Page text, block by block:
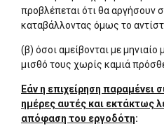
προβλέπεται ότι θα αργήσουν
καταβάλλοντας όμως το
(β) όσοι αμείβονται με
μισθό τους χωρίς καμιά
Εάν η επιχείρηση παραμένει
ημέρες αυτές και εκτάκτως
απόφαση του εργοδότη: